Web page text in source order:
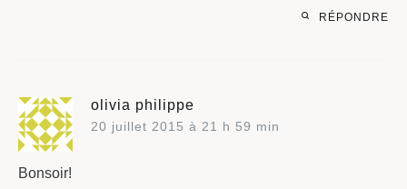
RÉPONDRE
olivia philippe
20 juillet 2015 à 21 h 59 min
Bonsoir!